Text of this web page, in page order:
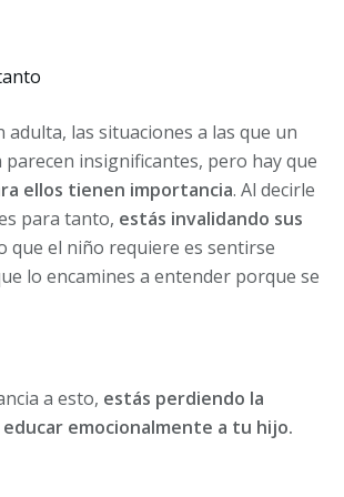
adulta, las situaciones a las que un
insignificantes, pero hay que
ellos tienen importancia. Al decirle
para tanto, estás invalidando sus
que el niño requiere es sentirse
lo encamines a entender porque se
a esto, estás perdiendo la
emocionalmente a tu hijo.